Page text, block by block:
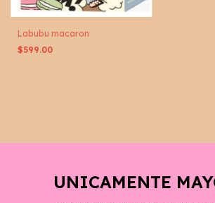
Labubu macaron
$599.00
UNICAMENTE